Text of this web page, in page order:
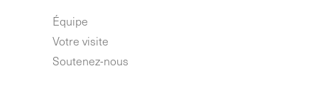
Équipe
Votre visite
Soutenez-nous